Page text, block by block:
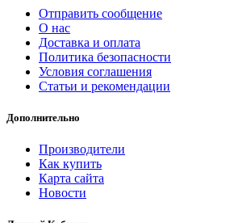
Отправить сообщение
О нас
Доставка и оплата
Политика безопасности
Условия соглашения
Статьи и рекомендации
Дополнительно
Производители
Как купить
Карта сайта
Новости